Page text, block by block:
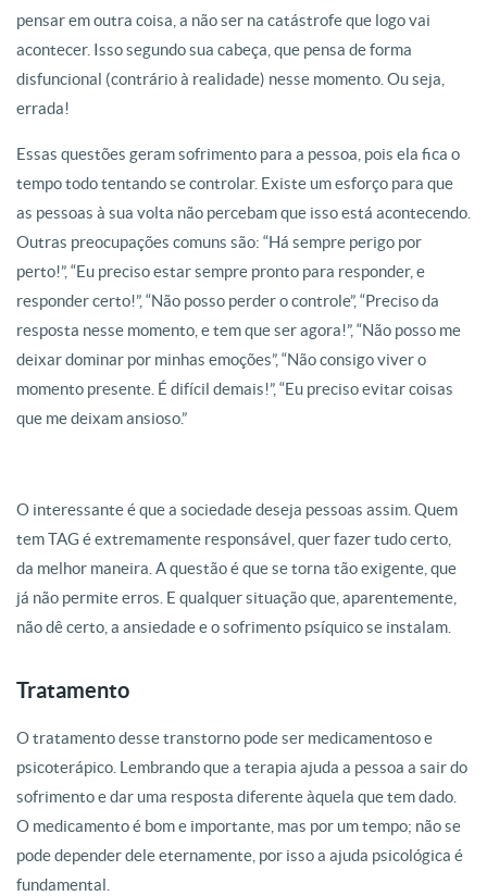
pensar em outra coisa, a não ser na catástrofe que logo vai
acontecer. Isso segundo sua cabeça, que pensa de forma
disfuncional (contrário à realidade) nesse momento. Ou seja,
errada!
Essas questões geram sofrimento para a pessoa, pois ela fica o
tempo todo tentando se controlar. Existe um esforço para que
as pessoas à sua volta não percebam que isso está acontecendo.
Outras preocupações comuns são: “Há sempre perigo por
perto!”, “Eu preciso estar sempre pronto para responder, e
responder certo!”, “Não posso perder o controle”, “Preciso da
resposta nesse momento, e tem que ser agora!”, “Não posso me
deixar dominar por minhas emoções”, “Não consigo viver o
momento presente. É difícil demais!”, “Eu preciso evitar coisas
que me deixam ansioso.”
O interessante é que a sociedade deseja pessoas assim. Quem
tem TAG é extremamente responsável, quer fazer tudo certo,
da melhor maneira. A questão é que se torna tão exigente, que
já não permite erros. E qualquer situação que, aparentemente,
não dê certo, a ansiedade e o sofrimento psíquico se instalam.
Tratamento
O tratamento desse transtorno pode ser medicamentoso e
psicoterápico. Lembrando que a terapia ajuda a pessoa a sair do
sofrimento e dar uma resposta diferente àquela que tem dado.
O medicamento é bom e importante, mas por um tempo; não se
pode depender dele eternamente, por isso a ajuda psicológica é
fundamental.